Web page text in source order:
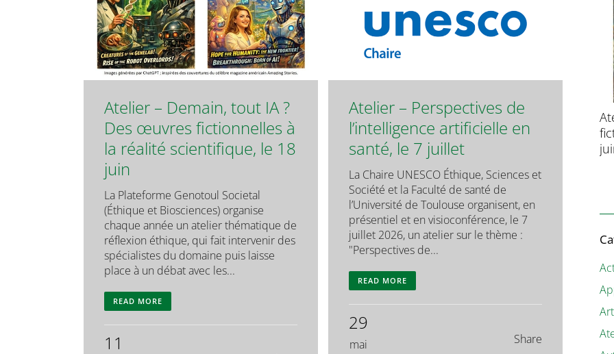
Atelier – Demain, tout IA ?
Des œuvres fictionnelles à
la réalité scientifique, le 18
juin
La Plateforme Genotoul Societal
(Éthique et Biosciences) organise
chaque année un atelier thématique de
réflexion éthique, qui fait intervenir des
spécialistes du domaine puis laisse
place à un débat avec les...
READ MORE
11
Atelier – Perspectives de
l’intelligence artificielle en
santé, le 7 juillet
La Chaire UNESCO Éthique, Sciences et
Société et la Faculté de santé de
l’Université de Toulouse organisent, en
présentiel et en visioconférence, le 7
juillet 2026, un atelier sur le thème :
"Perspectives de...
READ MORE
29
mai Share
Prolongation pour l’Appel à candidatures
– École d’été : Perspectives éthiques de
l’évolution des neurosciences